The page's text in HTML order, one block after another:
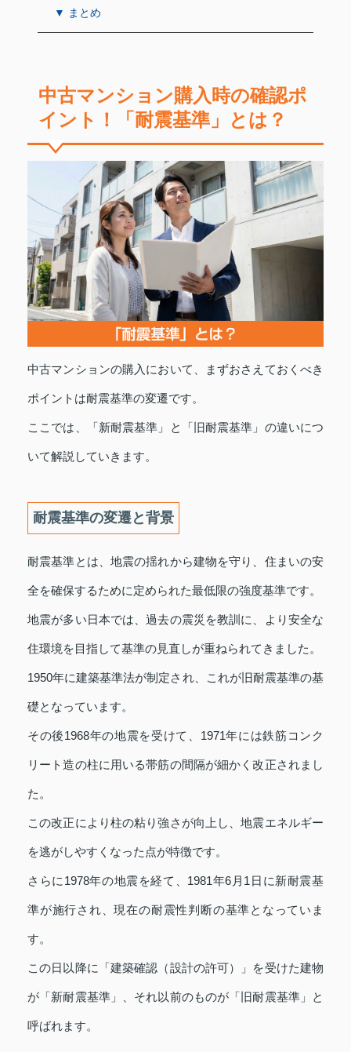
▼ まとめ
中古マンション購入時の確認ポ
イント！「耐震基準」とは？
中古マンションの購入において、まずおさえておくべき
ポイントは耐震基準の変遷です。
ここでは、「新耐震基準」と「旧耐震基準」の違いにつ
いて解説していきます。
耐震基準の変遷と背景
耐震基準とは、地震の揺れから建物を守り、住まいの安
全を確保するために定められた最低限の強度基準です。
地震が多い日本では、過去の震災を教訓に、より安全な
住環境を目指して基準の見直しが重ねられてきました。
1950年に建築基準法が制定され、これが旧耐震基準の基
礎となっています。
その後1968年の地震を受けて、1971年には鉄筋コンク
リート造の柱に用いる帯筋の間隔が細かく改正されまし
た。
この改正により柱の粘り強さが向上し、地震エネルギー
を逃がしやすくなった点が特徴です。
さらに1978年の地震を経て、1981年6月1日に新耐震基
準が施行され、現在の耐震性判断の基準となっていま
す。
この日以降に「建築確認（設計の許可）」を受けた建物
が「新耐震基準」、それ以前のものが「旧耐震基準」と
呼ばれます。